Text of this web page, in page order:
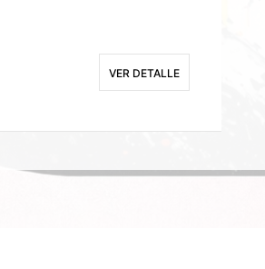
VER DETALLE